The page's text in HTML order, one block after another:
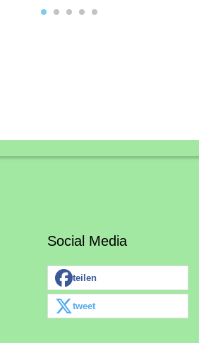
Social Media
teilen
tweet